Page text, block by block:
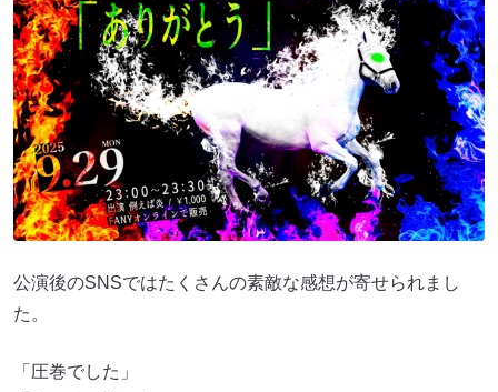
公演後のSNSではたくさんの素敵な感想が寄せられまし
た。
「圧巻でした」